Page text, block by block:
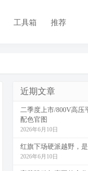
工具箱 推荐
近期文章
二季度上市/800V高压
配色官图
2026年6月10日
红旗下场硬派越野，
2026年6月10日